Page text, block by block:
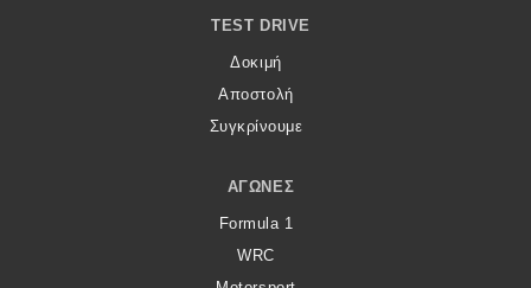
TEST DRIVE
Δοκιμή
Αποστολή
Συγκρίνουμε
ΑΓΏΝΕΣ
Formula 1
WRC